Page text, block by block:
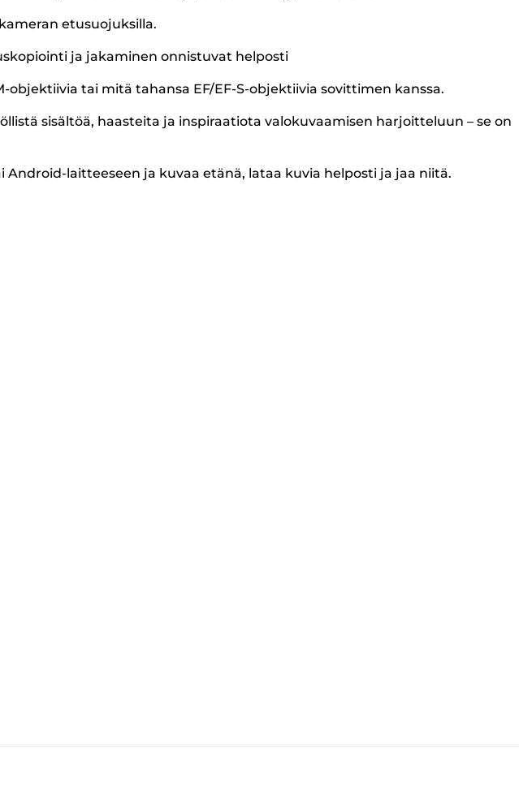
etusuojuksilla.
ja jakaminen onnistuvat helposti
tai mitä tahansa EF/EF-S-objektiivia sovittimen kanssa.
sisältöä, haasteita ja inspiraatiota valokuvaamisen harjoitteluun – se on
laitteeseen ja kuvaa etänä, lataa kuvia helposti ja jaa niitä.